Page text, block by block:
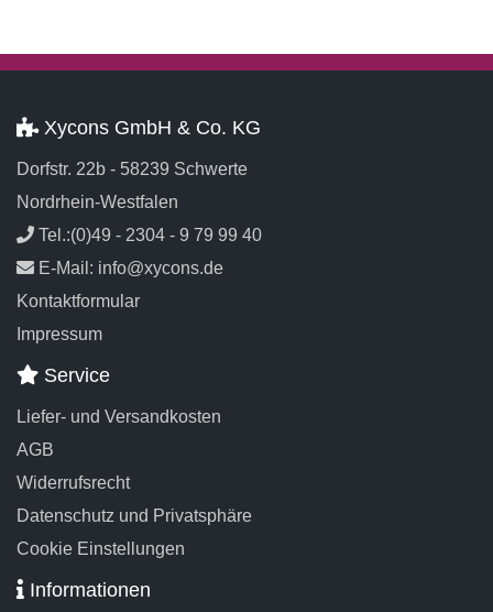
Xycons GmbH & Co. KG
Dorfstr. 22b - 58239 Schwerte
Nordrhein-Westfalen
Tel.:(0)49 - 2304 - 9 79 99 40
E-Mail: info@xycons.de
Kontaktformular
Impressum
Service
Liefer- und Versandkosten
AGB
Widerrufsrecht
Datenschutz und Privatsphäre
Cookie Einstellungen
Informationen